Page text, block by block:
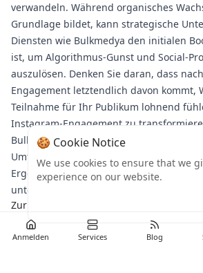
Anmelden Services Blog
verwandeln. Während organisches
Grundlage bildet, kann strategische
Diensten wie Bulkmedya den initialen
ist, um Algorithmus-Gunst und Social-
auszulösen. Denken Sie daran, dass
Engagement letztendlich davon kommt,
Teilnahme für Ihr Publikum lohnend
Instagram-Engagement zu
Bulkmedyas maßgeschneiderte
Umfragestrategie zu verstärken und
Ergebnisse zu treiben, die Ihre breiteren
unterstützen.
Zurück
🍪 Cookie Notice
We use cookies to ensure that we
experience on our website.